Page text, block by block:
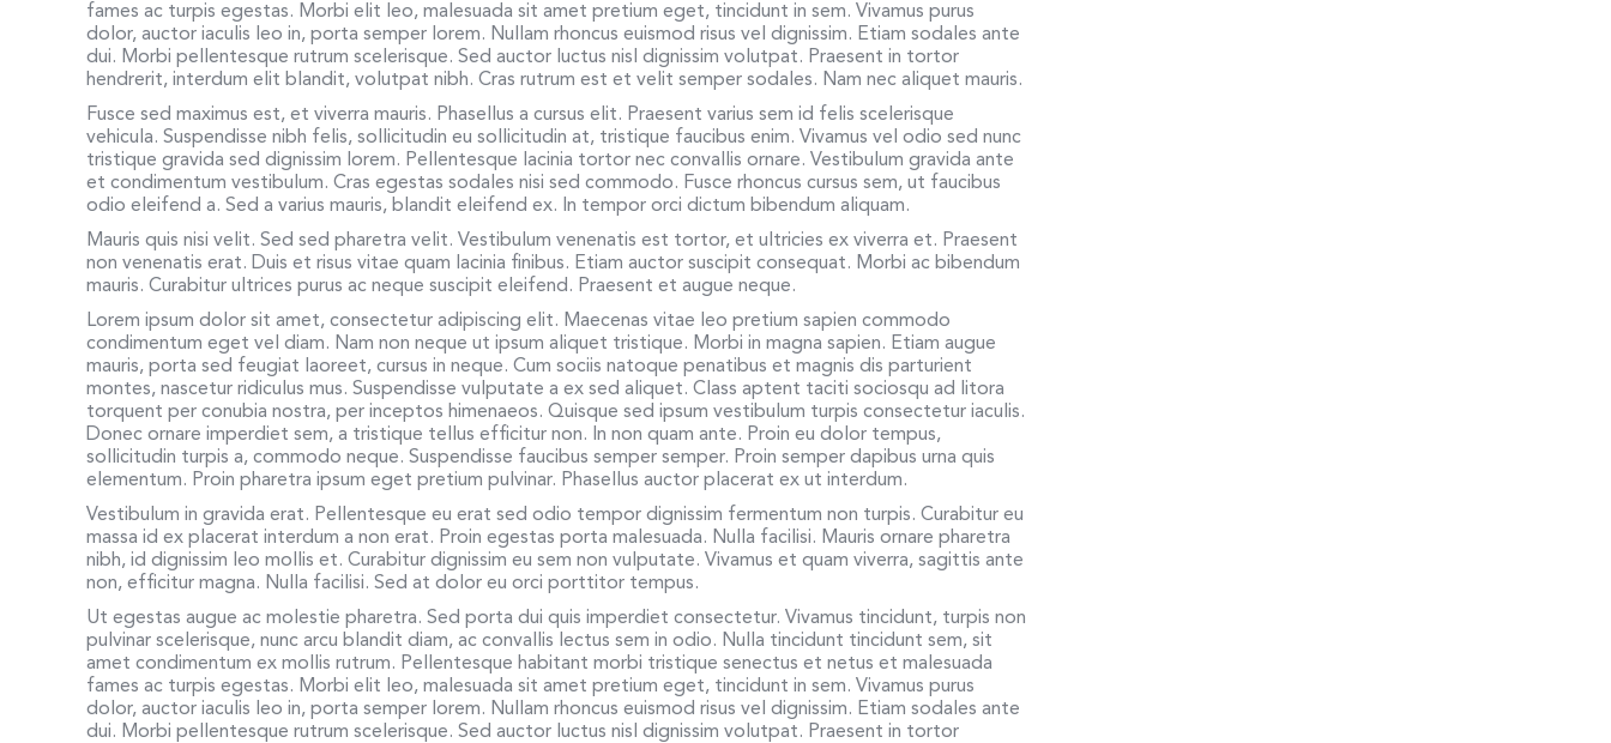
fames ac turpis egestas. Morbi elit leo, malesuada sit amet pretium eget, tincidunt in sem. Vivamus purus
dolor, auctor iaculis leo in, porta semper lorem. Nullam rhoncus euismod risus vel dignissim. Etiam sodales ante
dui. Morbi pellentesque rutrum scelerisque. Sed auctor luctus nisl dignissim volutpat. Praesent in tortor
hendrerit, interdum elit blandit, volutpat nibh. Cras rutrum est et velit semper sodales. Nam nec aliquet mauris.
Fusce sed maximus est, et viverra mauris. Phasellus a cursus elit. Praesent varius sem id felis scelerisque
vehicula. Suspendisse nibh felis, sollicitudin eu sollicitudin at, tristique faucibus enim. Vivamus vel odio sed nunc
tristique gravida sed dignissim lorem. Pellentesque lacinia tortor nec convallis ornare. Vestibulum gravida ante
et condimentum vestibulum. Cras egestas sodales nisi sed commodo. Fusce rhoncus cursus sem, ut faucibus
odio eleifend a. Sed a varius mauris, blandit eleifend ex. In tempor orci dictum bibendum aliquam.
Mauris quis nisi velit. Sed sed pharetra velit. Vestibulum venenatis est tortor, et ultricies ex viverra et. Praesent
non venenatis erat. Duis et risus vitae quam lacinia finibus. Etiam auctor suscipit consequat. Morbi ac bibendum
mauris. Curabitur ultrices purus ac neque suscipit eleifend. Praesent et augue neque.
Lorem ipsum dolor sit amet, consectetur adipiscing elit. Maecenas vitae leo pretium sapien commodo
condimentum eget vel diam. Nam non neque ut ipsum aliquet tristique. Morbi in magna sapien. Etiam augue
mauris, porta sed feugiat laoreet, cursus in neque. Cum sociis natoque penatibus et magnis dis parturient
montes, nascetur ridiculus mus. Suspendisse vulputate a ex sed aliquet. Class aptent taciti sociosqu ad litora
torquent per conubia nostra, per inceptos himenaeos. Quisque sed ipsum vestibulum turpis consectetur iaculis.
Donec ornare imperdiet sem, a tristique tellus efficitur non. In non quam ante. Proin eu dolor tempus,
sollicitudin turpis a, commodo neque. Suspendisse faucibus semper semper. Proin semper dapibus urna quis
elementum. Proin pharetra ipsum eget pretium pulvinar. Phasellus auctor placerat ex ut interdum.
Vestibulum in gravida erat. Pellentesque eu erat sed odio tempor dignissim fermentum non turpis. Curabitur eu
massa id ex placerat interdum a non erat. Proin egestas porta malesuada. Nulla facilisi. Mauris ornare pharetra
nibh, id dignissim leo mollis et. Curabitur dignissim eu sem non vulputate. Vivamus et quam viverra, sagittis ante
non, efficitur magna. Nulla facilisi. Sed at dolor eu orci porttitor tempus.
Ut egestas augue ac molestie pharetra. Sed porta dui quis imperdiet consectetur. Vivamus tincidunt, turpis non
pulvinar scelerisque, nunc arcu blandit diam, ac convallis lectus sem in odio. Nulla tincidunt tincidunt sem, sit
amet condimentum ex mollis rutrum. Pellentesque habitant morbi tristique senectus et netus et malesuada
fames ac turpis egestas. Morbi elit leo, malesuada sit amet pretium eget, tincidunt in sem. Vivamus purus
dolor, auctor iaculis leo in, porta semper lorem. Nullam rhoncus euismod risus vel dignissim. Etiam sodales ante
dui. Morbi pellentesque rutrum scelerisque. Sed auctor luctus nisl dignissim volutpat. Praesent in tortor